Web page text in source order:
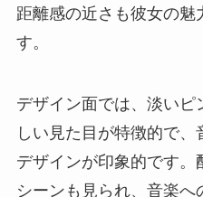
距離感の近さも彼女の魅
す。
デザイン面では、淡いピ
しい見た目が特徴的で
デザインが印象的です。
シーンも見られ、音楽